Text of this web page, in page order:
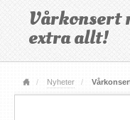
Vårkonsert
extra allt!
Nyheter